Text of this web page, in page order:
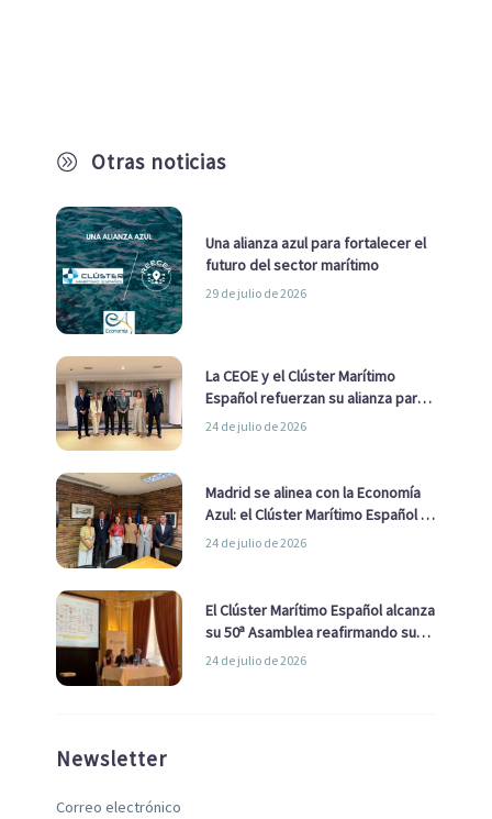
A Otras noticias
Una alianza azul para fortalecer el
futuro del sector marítimo
29 de julio de 2026
La CEOE y el Clúster Marítimo
Español refuerzan su alianza para
impulsar una estrategia Nacional
24 de julio de 2026
Madrid se alinea con la Economía
Azul: el Clúster Marítimo Español y
la Real Liga Naval avanzan alianzas
24 de julio de 2026
El Clúster Marítimo Español alcanza
su 50ª Asamblea reafirmando su
liderazgo en la Economía Azul
24 de julio de 2026
Newsletter
Correo electrónico